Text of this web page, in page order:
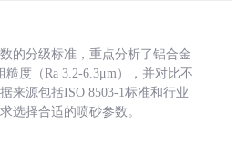
的分级标准，重点分析了铝合金
度（Ra 3.2-6.3μm），并对比不
来源包括ISO 8503-1标准和行业
选择合适的喷砂参数。